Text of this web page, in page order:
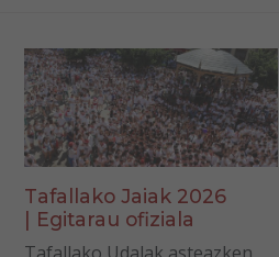
Tafallako Jaiak 2026
| Egitarau ofiziala